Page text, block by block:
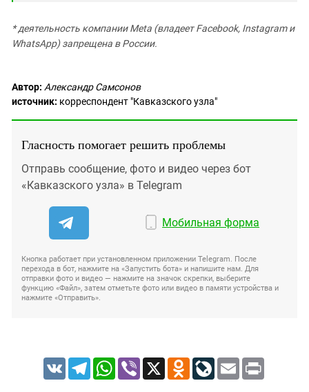
* деятельность компании Meta (владеет Facebook, Instagram и
WhatsApp) запрещена в России.
Автор: Александр Самсонов
источник: корреспондент "Кавказского узла"
Гласность помогает решить проблемы
Отправь сообщение, фото и видео через бот
«Кавказского узла» в Telegram
Мобильная форма
Кнопка работает при установленном приложении Telegram. После
перехода в бот, нажмите на «Запустить бота» и напишите нам. Для
отправки фото и видео — нажмите на значок скрепки, выберите
функцию «Файл», затем отметьте фото или видео в памяти устройства и
нажмите «Отправить».
VK TelegramWhatsApp
Viber X Odnoklassniki
LiveJournal
Email Print